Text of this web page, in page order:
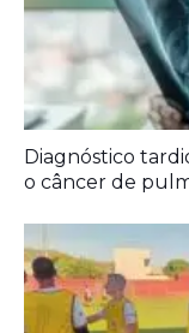
Diagnóstico
o câncer de